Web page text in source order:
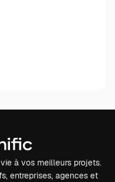
à vos meilleurs projets.
entreprises, agences et